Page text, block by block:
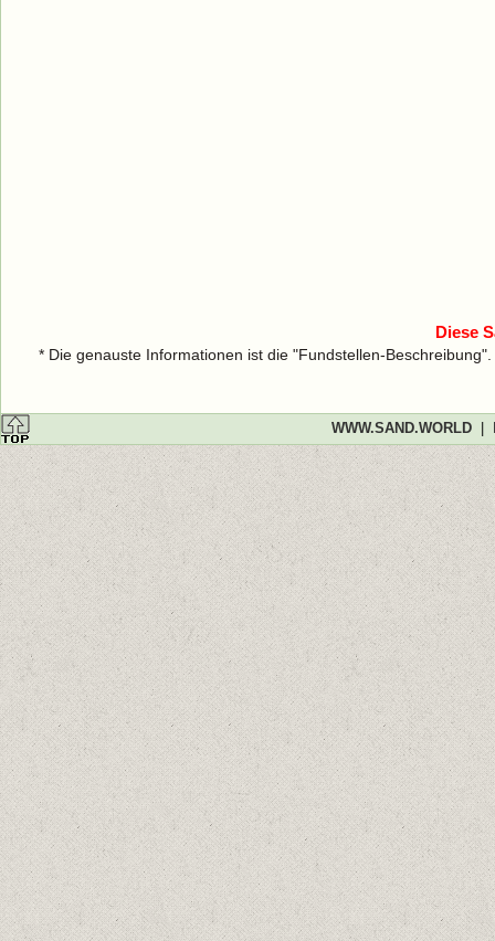
Diese
* Die genauste Informationen ist die "Fundstellen-
WWW.SAND.WORLD|